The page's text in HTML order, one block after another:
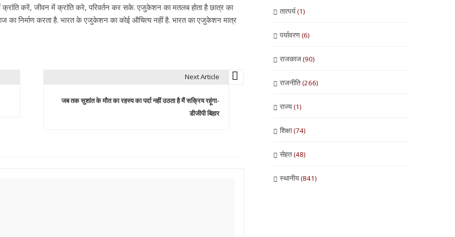
करें, जीवन में क्रांति करे, परिवर्तन कर सके. एजुकेशन का मतलब होता है छात्र का
का निर्माण करता है. भारत के एजुकेशन का कोई औचित्य नहीं है. भारत का एजुकेशन मात्र
Next Article
जब तक सुशांत के मौत का रहस्य का पर्दा नहीं उठता है मैं सक्रिय रहूंगा-
डीजीपी बिहार
तात्पर्य(1)
पर्यावरण(6)
राजकाज(90)
राजनीति(266)
राज्य(1)
शिक्षा(74)
सेहत(48)
स्थानीय(841)